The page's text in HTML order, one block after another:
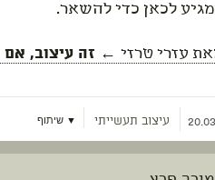
לכאן כדי להשאר.
עזרי טרזי ← זה עיצוב, אם
עיצוב תעשייתי ▼ שיתוף